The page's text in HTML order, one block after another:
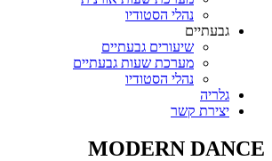
נהלי הסטודיו
גבעתיים
שיעורים גבעתיים
מערכת שעות גבעתיים
נהלי הסטודיו
גלריה
יצירת קשר
MODERN DANCE